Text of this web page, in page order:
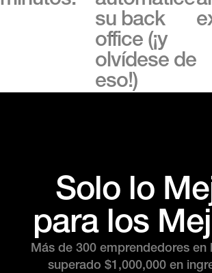
su back
office (¡y
olvídese de
eso!)
Solo lo
para los
Más de 300 emprendedores en
superado $1,000,000 en